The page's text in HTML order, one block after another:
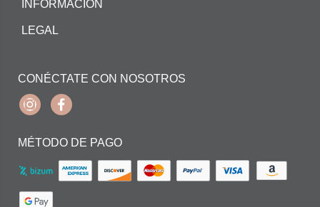
INFORMACIÓN
LEGAL
CONÉCTATE CON NOSOTROS
InstagramFacebook
MÉTODO DE PAGO